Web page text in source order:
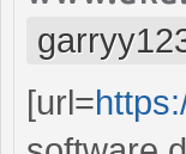
[url=